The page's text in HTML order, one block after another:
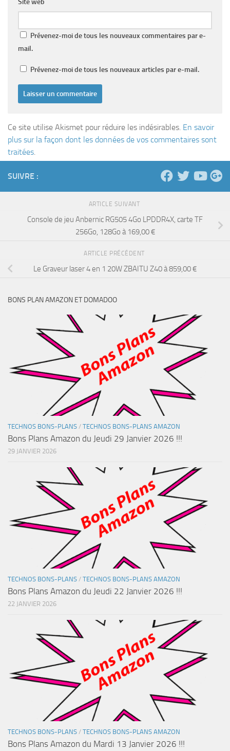
Site web
Prévenez-moi de tous les nouveaux commentaires par e-
mail.
Prévenez-moi de tous les nouveaux articles par e-mail.
Ce site utilise Akismet pour réduire les indésirables. En savoir
plus sur la façon dont les données de vos commentaires sont
traitées.
SUIVRE :
ARTICLE SUIVANT
Console de jeu Anbernic RG505 4Go LPDDR4X, carte TF
256Go, 128Go à 169,00 €
ARTICLE PRÉCÉDENT
Le Graveur laser 4 en 1 20W ZBAITU Z40 à 859,00 €
BONS PLAN AMAZON ET DOMADOO
TECHNOS BONS-PLANS / TECHNOS BONS-PLANS AMAZON
Bons Plans Amazon du Jeudi 29 Janvier 2026 !!!
29 JANVIER 2026
TECHNOS BONS-PLANS / TECHNOS BONS-PLANS AMAZON
Bons Plans Amazon du Jeudi 22 Janvier 2026 !!!
22 JANVIER 2026
TECHNOS BONS-PLANS / TECHNOS BONS-PLANS AMAZON
Bons Plans Amazon du Mardi 13 Janvier 2026 !!!